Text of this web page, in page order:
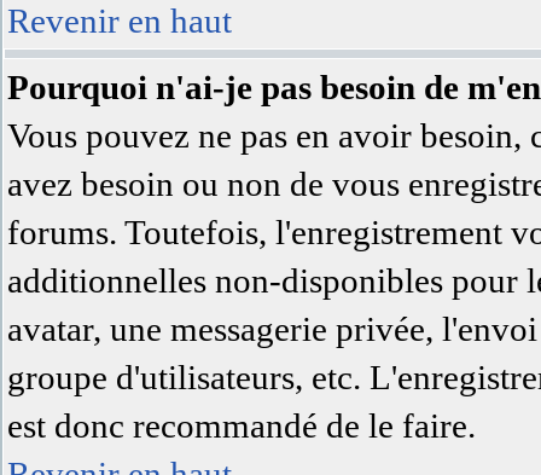
Revenir en haut
Pourquoi n'ai-je pas besoin de
Vous pouvez ne pas en avoir
avez besoin ou non de vous
forums. Toutefois, l'enregistrement
additionnelles non-disponibles pour
avatar, une messagerie privée,
groupe d'utilisateurs, etc.
est donc recommandé de le faire.